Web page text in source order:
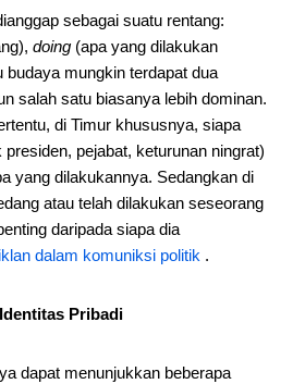
sebagai suatu rentang:
doing (apa yang dilakukan
mungkin terdapat dua
salah satu biasanya lebih dominan.
di Timur khususnya, siapa
pejabat, keturunan ningrat)
yang dilakukannya. Sedangkan di
atau telah dilakukan seseorang
daripada siapa dia
dalam komuniksi politik .
Pribadi
dapat menunjukkan beberapa